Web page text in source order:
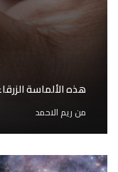
هذه الألماسة
من ريم الاحمد